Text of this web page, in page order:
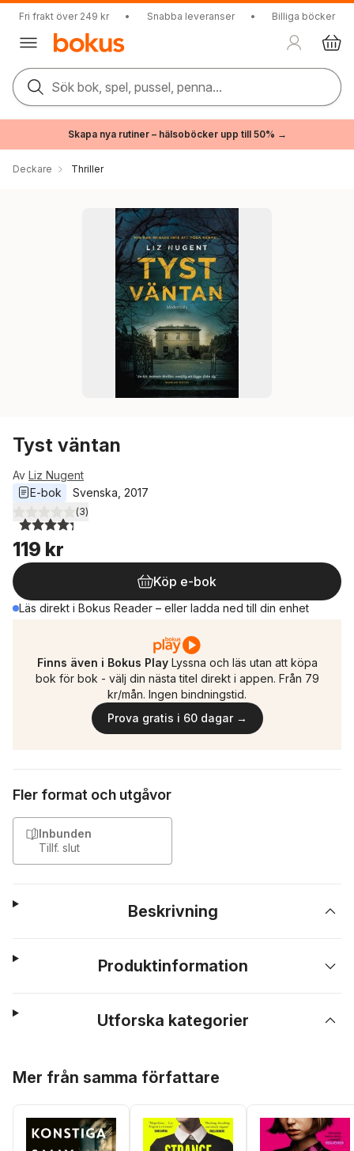
Fri frakt över 249 kr • Snabba leveranser • Billiga böcker
Sök bok, spel, pussel, penna...
Skapa nya rutiner – hälsoböcker upp till 50% →
Deckare Thriller
Tyst väntan
Av Liz Nugent
E-bok
Svenska 2017
4,3utav 5 stjärnor. Totalt antal röster:
(3)
119 kr
Köp e-bok
Läs direkt i Bokus Reader – eller ladda ned till din enhet
Finns även i Bokus Play Lyssna och läs utan att köpa
bok för bok - välj din nästa titel direkt i appen. Från 79
kr/mån. Ingen bindningstid.
Prova gratis i 60 dagar →
Fler format och utgåvor
Inbunden
Tillf. slut
Beskrivning
Produktinformation
Utforska kategorier
Mer från samma författare